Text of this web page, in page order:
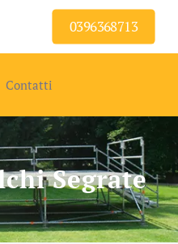
0396368713
Contatti
Segrate